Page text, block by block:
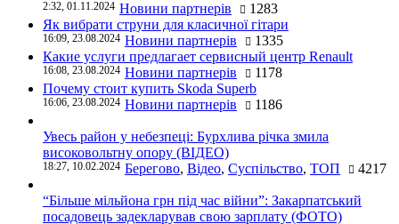
2:32, 01.11.2024 Новини партнерів
1283
Як вибрати струни для класичної гітари
16:09, 23.08.2024 Новини партнерів
1335
Какие услуги предлагает сервисный центр Renault
16:08, 23.08.2024 Новини партнерів
1178
Почему стоит купить Skoda Superb
16:06, 23.08.2024 Новини партнерів 1186
Увесь район у небезпеці: Бурхлива річка змила
високовольтну опору (ВІДЕО)
18:27, 10.02.2024 Берегово, Відео, Суспільство, ТОП 4217
“Більше мільйона грн під час війни”: Закарпатський
посадовець задекларував свою зарплату (ФОТО)